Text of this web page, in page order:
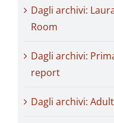
Dagli archivi:
Room
Dagli archivi:
report
Dagli archivi: